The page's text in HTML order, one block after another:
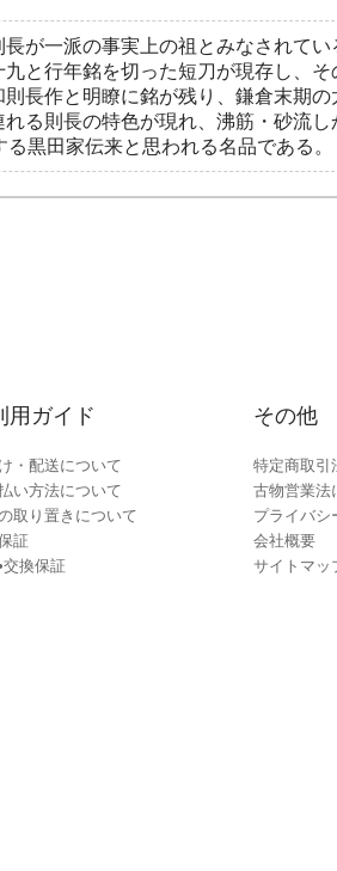
が一派の事実上の祖とみなされて
と行年銘を切った短刀が現存し、
長作と明瞭に銘が残り、鎌倉末期
る則長の特色が現れ、沸筋・砂流
黒田家伝来と思われる名品である。
用ガイド
・配送について
い方法について
取り置きについて
証
交換保証
その他
特定商取引
古物営業法
プライバシ
会社概要
サイトマッ